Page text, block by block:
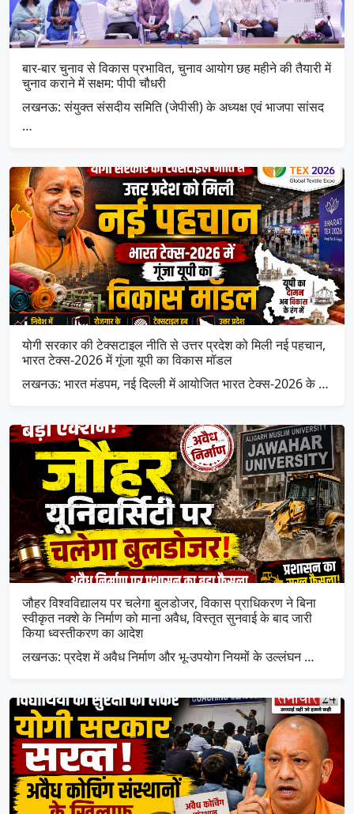
बार-बार चुनाव से विकास प्रभावित, चुनाव आयोग छह महीने की तैयारी में
चुनाव कराने में सक्षम: पीपी चौधरी
लखनऊ: संयुक्त संसदीय समिति (जेपीसी) के अध्यक्ष एवं भाजपा सांसद
…
योगी सरकार की टेक्सटाइल नीति से उत्तर प्रदेश को मिली नई पहचान,
भारत टेक्स-2026 में गूंजा यूपी का विकास मॉडल
लखनऊ: भारत मंडपम, नई दिल्ली में आयोजित भारत टेक्स-2026 के …
जौहर विश्वविद्यालय पर चलेगा बुलडोजर, विकास प्राधिकरण ने बिना
स्वीकृत नक्शे के निर्माण को माना अवैध, विस्तृत सुनवाई के बाद जारी
किया ध्वस्तीकरण का आदेश
लखनऊ: प्रदेश में अवैध निर्माण और भू-उपयोग नियमों के उल्लंघन …